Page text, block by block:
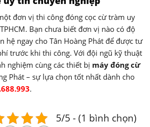
đơn vị thi công đóng cọc cừ tràm uy
Bạn chưa biết đơn vị nào có độ
hệ ngay cho Tân Hoàng Phát để được tư
trước khi thi công. Với đội ngũ kỹ thuật
nghiệm cùng các thiết bị máy đóng cừ
Phát – sự lựa chọn tốt nhất dành cho
.
5/5 - (1 bình chọn)